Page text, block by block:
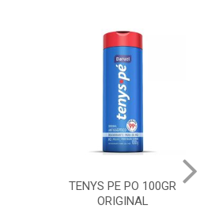
TENYS PE PO 100GR
ORIGINAL